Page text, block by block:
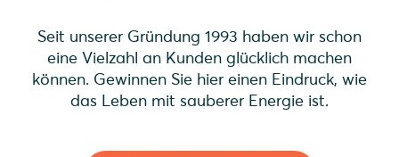
Seit unserer Gründung 1993 haben wir schon
eine Vielzahl an Kunden glücklich machen
können. Gewinnen Sie hier einen Eindruck, wie
das Leben mit sauberer Energie ist.